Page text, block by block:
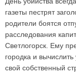
газеты пестрят
родители боятся
расследования
Светлогорск. Ему
городка и
свой собственный